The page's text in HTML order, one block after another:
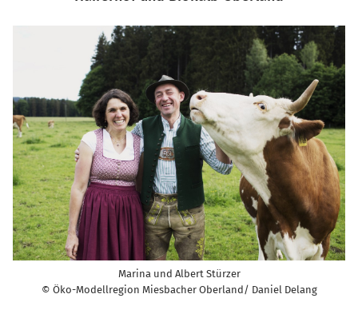
Marina und Albert Stürzer
© Öko-Modellregion Miesbacher Oberland/ Daniel Delang